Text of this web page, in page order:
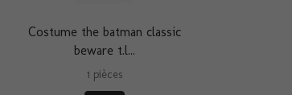
Costume the batman classic
beware t.l...
1 pièces